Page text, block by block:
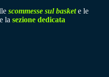
scommesse sul baskete le
la sezione dedicata